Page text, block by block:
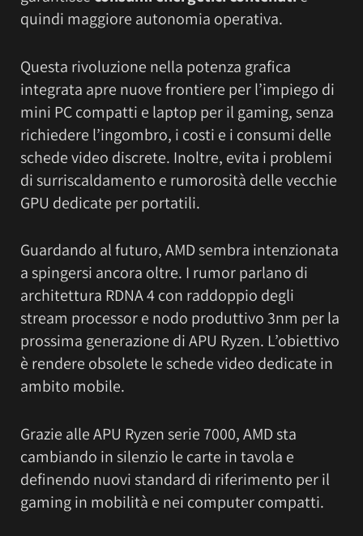
quindi maggiore autonomia operativa.
Questa rivoluzione nella potenza grafica
integrata apre nuove frontiere per l’impiego di
mini PC compatti e laptop per il gaming, senza
richiedere l’ingombro, i costi e i consumi delle
schede video discrete. Inoltre, evita i problemi
di surriscaldamento e rumorosità delle vecchie
GPU dedicate per portatili.
Guardando al futuro, AMD sembra intenzionata
a spingersi ancora oltre. I rumor parlano di
architettura RDNA 4 con raddoppio degli
stream processor e nodo produttivo 3nm per la
prossima generazione di APU Ryzen. L’obiettivo
è rendere obsolete le schede video dedicate in
ambito mobile.
Grazie alle APU Ryzen serie 7000, AMD sta
cambiando in silenzio le carte in tavola e
definendo nuovi standard di riferimento per il
gaming in mobilità e nei computer compatti.